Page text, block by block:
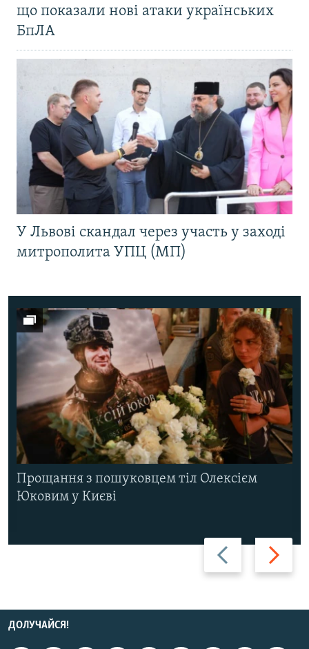
що показали нові атаки українських
БпЛА
У Львові скандал через участь у заході
митрополита УПЦ (МП)
Назад Вперед
Прощання з пошуковцем тіл Олексієм
Юковим у Києві
ДОЛУЧАЙСЯ!